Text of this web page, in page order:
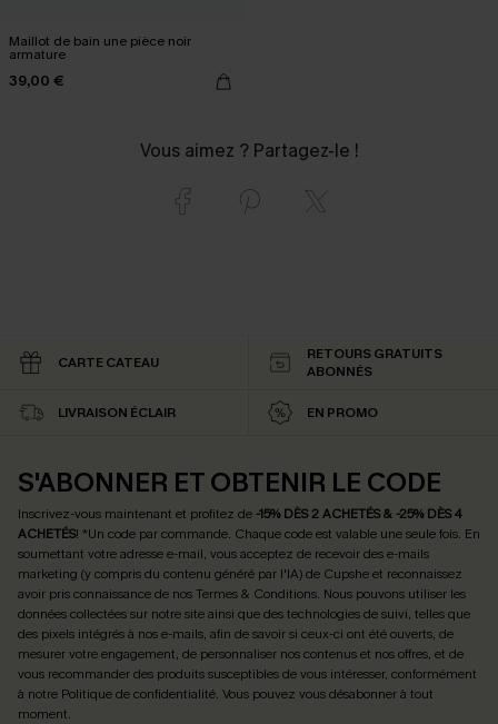
Maillot de bain une pièce noir
armature
39,00 €
Vous aimez ? Partagez-le !
CARTE CATEAU
RETOURS GRATUITS
ABONNÉS
LIVRAISON ÉCLAIR EN PROMO
S'ABONNER ET OBTENIR LE CODE
Inscrivez-vous maintenant et profitez de -15% DÈS 2 ACHETÉS & -25% DÈS 4
ACHETÉS! *Un code par commande. Chaque code est valable une seule fois. En
soumettant votre adresse e-mail, vous acceptez de recevoir des e-mails
marketing (y compris du contenu généré par l'IA) de Cupshe et reconnaissez
avoir pris connaissance de nosTermes & Conditions. Nous pouvons utiliser les
données collectées sur notre site ainsi que des technologies de suivi, telles que
des pixels intégrés à nos e-mails, afin de savoir si ceux-ci ont été ouverts, de
mesurer votre engagement, de personnaliser nos contenus et nos offres, et de
vous recommander des produits susceptibles de vous intéresser, conformément
à notre Politique de confidentialité. Vous pouvez vous désabonner à tout
moment.